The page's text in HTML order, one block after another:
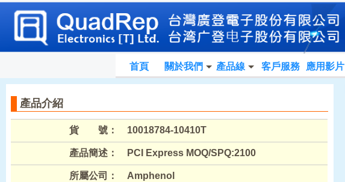
首頁 關於我們 產品線 客戶服務 應用影片
產品介紹
貨 號： 10018784-10410T
產品簡述： PCI Express MOQ/SPQ:2100
所屬公司： Amphenol